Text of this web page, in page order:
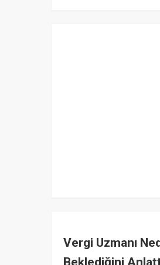
Vergi Uzmanı
Beklediğini